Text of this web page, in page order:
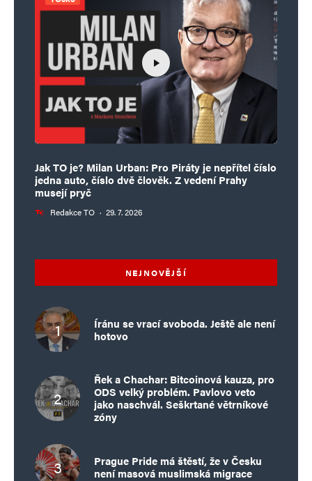
Jak TO je? Milan Urban: Pro Piráty je nepřítel číslo
jedna auto, číslo dvě člověk. Z vedení Prahy
musejí pryč
Redakce TO · 29. 7. 2026
NEJNOVĚJŠÍ
Íránu se vrací svoboda. Ještě ale není
hotovo
Řek a Chachar: Bitcoinová kauza, pro
ODS velký problém. Pavlovo veto
jako naschvál. Seškrtané větrníkové
zóny
Prague Pride má štěstí, že v Česku
není masová muslimská migrace